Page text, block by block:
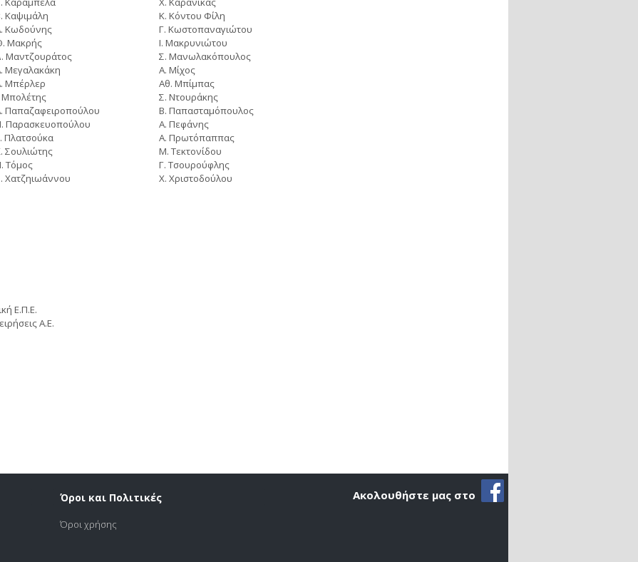
Καψιμάλη
Κ. Κόντου Φίλη
Κωδούνης
Γ. Κωστοπαναγιώτου
Μακρής
Ι. Μακρυνιώτου
Μαντζουράτος
Σ. Μανωλακόπουλος
Μεγαλακάκη
Α. Μίχος
Μπέρλερ
Αθ. Μπίμπας
Μπολέτης
Σ. Ντουράκης
Παπαζαφειροπούλου
Β. Παπασταμόπουλος
Παρασκευοπούλου
Α. Πεφάνης
Πλατσούκα
Α. Πρωτόπαππας
Σουλιώτης
Μ. Τεκτονίδου
Τόμος
Γ. Τσουρούφλης
Χατζηιωάννου Χ. Χριστοδούλου
Ε.Π.Ε.
Α.Ε.
Όροι και Πολιτικές
Όροι χρήσης
Ακολουθήστε μας στο